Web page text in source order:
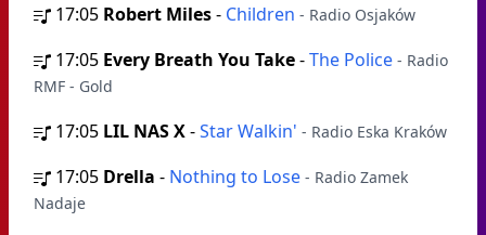
17:05 Robert Miles- Children - Radio Osjaków
17:05 Every Breath You Take-The Police - Radio
RMF - Gold
17:05 LIL NAS X-Star Walkin' - Radio Eska Kraków
17:05 Drella - Nothing to Lose - Radio Zamek
Nadaje